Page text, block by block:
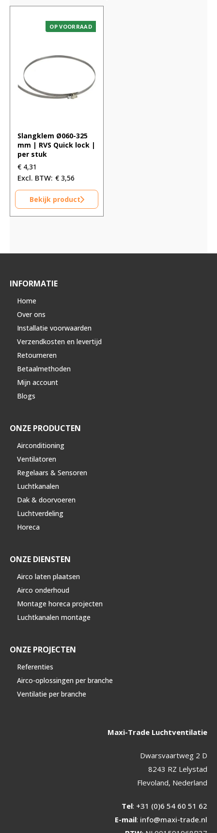
OP VOORRAAD
Slangklem Ø060-325
mm | RVS Quick lock |
per stuk
€ 4,31
€ 3,56
Bekijk product
INFORMATIE
Home
Over ons
Installatie voorwaarden
Verzendkosten en levertijd
Retourneren
Betaalmethoden
Mijn account
Blogs
ONZE PRODUCTEN
Airconditioning
Ventilatoren
Regelaars & Sensoren
Luchtkanalen
Dak & doorvoeren
Luchtverdeling
Horeca
ONZE DIENSTEN
Airco laten plaatsen
Airco onderhoud
Montage horeca projecten
Luchtkanalen montage
ONZE PROJECTEN
Referenties
Airco-oplossingen per branche
Ventilatie per branche
Maxi-Trade Luchtventilatie
Dwarsvaartweg 2 D
8243 RZ Lelystad
Flevoland, Nederland
Tel: +31 (0)6 54 60 51 62
E-mail: info@maxi-trade.nl